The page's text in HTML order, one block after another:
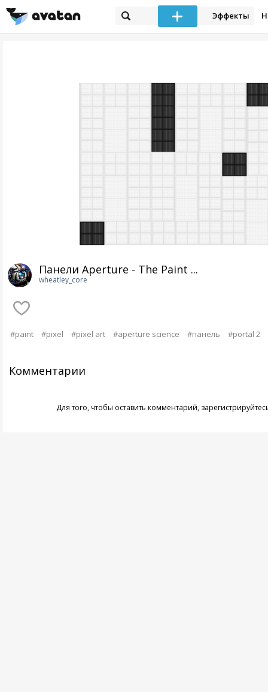
Эффекты
Панели Aperture - The Paint ...
wheatley_core
#paint #pixel #pixel art #aperture science #панель #portal 2
Комментарии
Для того, чтобы оставить комментарий,